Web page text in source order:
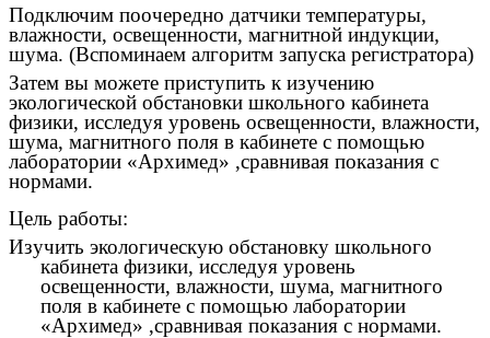
Подключим поочередно датчики температуры,
влажности, освещенности, магнитной индукции,
шума. (Вспоминаем алгоритм запуска регистратора)
Затем вы можете приступить к изучению
экологической обстановки школьного кабинета
физики, исследуя уровень освещенности, влажности,
шума, магнитного поля в кабинете с помощью
лаборатории «Архимед» ,сравнивая показания с
нормами.
Цель работы:
Изучить экологическую обстановку школьного
кабинета физики, исследуя уровень
освещенности, влажности, шума, магнитного
поля в кабинете с помощью лаборатории
«Архимед» ,сравнивая показания с нормами.